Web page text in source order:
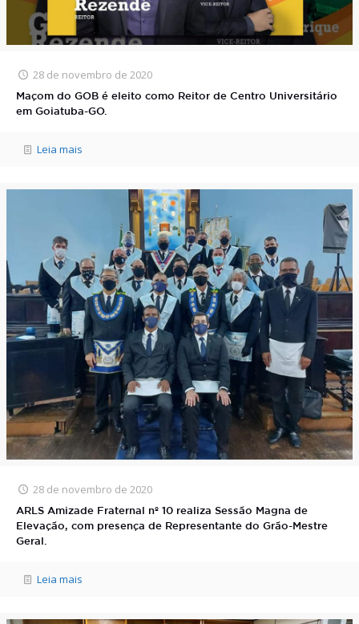
28 de novembro de 2020
Maçom do GOB é eleito como Reitor de Centro Universitário
em Goiatuba-GO.
Leia mais
28 de novembro de 2020
ARLS Amizade Fraternal nº 10 realiza Sessão Magna de
Elevação, com presença de Representante do Grão-Mestre
Geral.
Leia mais